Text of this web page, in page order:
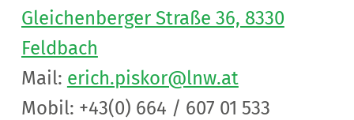
Gleichenberger Straße 36, 8330
Feldbach
Mail: erich.piskor@lnw.at
Mobil: +43(0) 664 / 607 01 533